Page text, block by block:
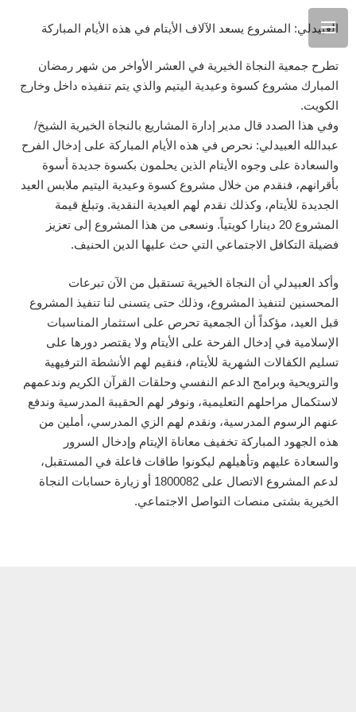
العبيدلي: المشروع يسعد الآلاف الأيتام في هذه الأيام المباركة
تطرح جمعية النجاة الخيرية في العشر الأواخر من شهر رمضان
المبارك مشروع كسوة وعيدية اليتيم والذي يتم تنفيذه داخل وخارج
الكويت.
وفي هذا الصدد قال مدير إدارة المشاريع بالنجاة الخيرية الشيخ/
عبدالله العبيدلي: نحرص في هذه الأيام المباركة على إدخال الفرح
والسعادة على وجوه الأيتام الذين يحلمون بكسوة جديدة أسوة
بأقرانهم، فنقدم من خلال مشروع كسوة وعيدية اليتيم ملابس العيد
الجديدة للأيتام، وكذلك نقدم لهم العيدية النقدية. وتبلغ قيمة
المشروع 20 دينارا كويتياً. ونسعى من هذا المشروع إلى تعزيز
فضيلة التكافل الاجتماعي التي حث عليها الدين الحنيف.
وأكد العبيدلي أن النجاة الخيرية تستقبل من الآن تبرعات
المحسنين لتنفيذ المشروع، وذلك حتى يتسنى لنا تنفيذ المشروع
قبل العيد، مؤكداً أن الجمعية تحرص على استثمار المناسبات
الإسلامية في إدخال الفرحة على الأيتام ولا يقتصر دورها على
تسليم الكفالات الشهرية للأيتام، فنقيم لهم الأنشطة الترفيهية
والترويحية وبرامج الدعم النفسي وحلقات القرآن الكريم وندعمهم
لاستكمال مراحلهم التعليمية، ونوفر لهم الحقيبة المدرسية وندفع
عنهم الرسوم المدرسية، ونقدم لهم الزي المدرسي، أملين من
هذه الجهود المباركة تخفيف معاناة الإيتام وإدخال السرور
والسعادة عليهم وتأهيلهم ليكونوا طاقات فاعلة في المستقبل،
لدعم المشروع الاتصال على 1800082 أو زيارة حسابات النجاة
الخيرية بشتى منصات التواصل الاجتماعي.